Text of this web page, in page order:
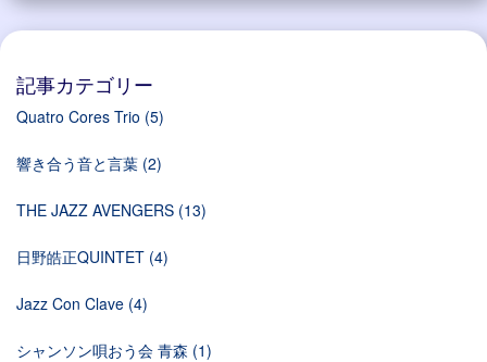
記事カテゴリー
Quatro Cores Trio (5)
響き合う音と言葉 (2)
THE JAZZ AVENGERS (13)
日野皓正QUINTET (4)
Jazz Con Clave (4)
シャンソン唄おう会 青森 (1)